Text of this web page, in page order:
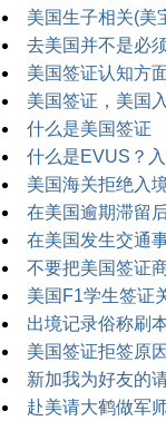
美国生子相关(美
去美国并不是必
美国签证认知方
美国签证，美国
什么是美国签证
什么是EVUS？
美国海关拒绝入
在美国逾期滞留
在美国发生交通
不要把美国签证
美国F1学生签证
出境记录俗称刷
美国签证拒签原
新加我为好友的
赴美请大鹤做军